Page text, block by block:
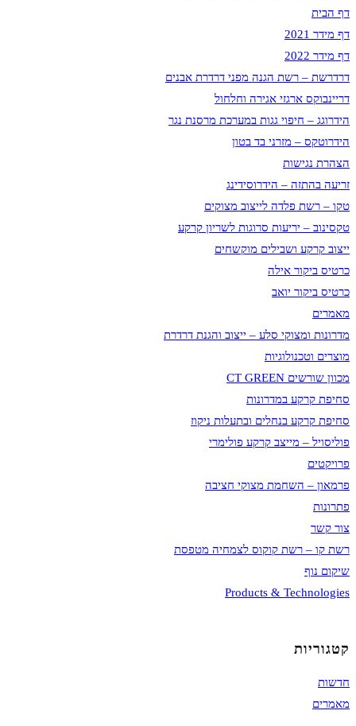
דף הבית
דף מידר 2021
דף מידר 2022
דרדרשת – רשת הגנה מפני דרדרת אבנים
דריינבוקס ארגזי אגירה וחלחול
הידרוגג – חיפוי גגות במערכת מרסנת נגר
הידרוטקס – מזרני בד בטון
הצהרת נגישות
זריעה בהתזה – הידרוסידינג
טקו – רשת פלדה לייצוב מצוקים
טקסינוב – יריעות סרוגות לשריון קרקע
ייצוב קרקע ושבילים מוקשחים
כרטיס ביקור אילה
כרטיס ביקור יואב
מאמרים
מדרונות ומצוקי סלע – ייצוב והגנת דרדרת
מוצרים וטכנולוגיות
מכוון שורשים CT GREEN
סחיפת קרקע במדרונות
סחיפת קרקע בנחלים ובתעלות ניקוז
פוליסויל – מייצב קרקע פולימרי
פרויקטים
פרמאון – השחמת מצוקי חציבה
פתרונות
צור קשר
רשת קו – רשת קוקוס לצמחיה מטפסת
שיקום נוף
Products & Technologies
קטגוריות
חדשות
מאמרים